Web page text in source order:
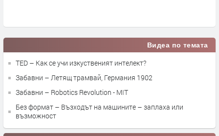
Видеа по темата
TED – Как се учи изкуственият интелект?
Забавни – Летящ трамвай, Германия 1902
Забавни – Robotics Revolution - MIT
Без формат – Възходът на машините – заплаха или
възможност